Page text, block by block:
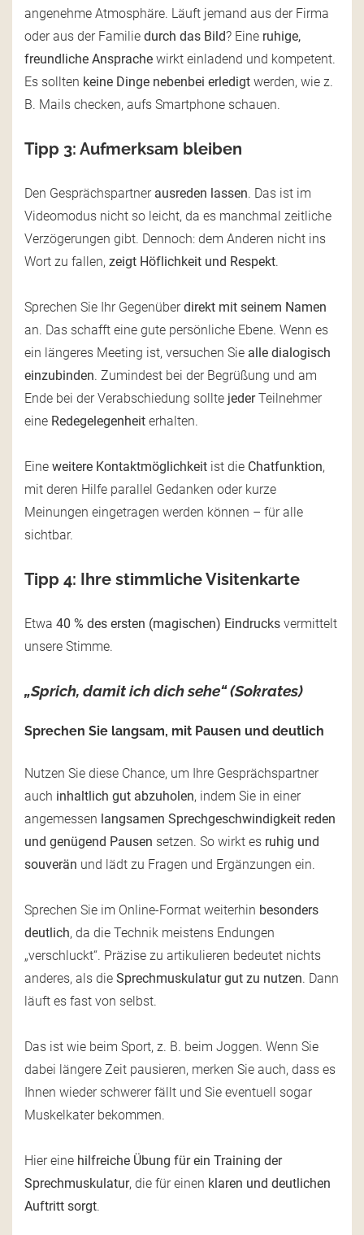
angenehme Atmosphäre. Läuft jemand aus der Firma
oder aus der Familie durch das Bild? Eine ruhige,
freundliche Ansprache wirkt einladend und kompetent.
Es sollten keine Dinge nebenbei erledigt werden, wie z.
B. Mails checken, aufs Smartphone schauen.
Tipp 3: Aufmerksam bleiben
Den Gesprächspartner ausreden lassen. Das ist im
Videomodus nicht so leicht, da es manchmal zeitliche
Verzögerungen gibt. Dennoch: dem Anderen nicht ins
Wort zu fallen, zeigt Höflichkeit und Respekt.
Sprechen Sie Ihr Gegenüberdirekt mit seinem Namen
an. Das schafft eine gute persönliche Ebene. Wenn es
ein längeres Meeting ist, versuchen Sie alle dialogisch
einzubinden. Zumindest bei der Begrüßung und am
Ende bei der Verabschiedung sollte jederTeilnehmer
eine Redegelegenheit erhalten.
Eine weitere Kontaktmöglichkeit ist die Chatfunktion,
mit deren Hilfe parallel Gedanken oder kurze
Meinungen eingetragen werden können – für alle
sichtbar.
Tipp 4: Ihre stimmliche Visitenkarte
Etwa 40 % des ersten (magischen) Eindrucks vermittelt
unsere Stimme.
„Sprich, damit ich dich sehe“ (Sokrates)
Sprechen Sie langsam, mit Pausen und deutlich
Nutzen Sie diese Chance, um Ihre Gesprächspartner
auch inhaltlich gut abzuholen, indem Sie in einer
angemessen langsamen Sprechgeschwindigkeit reden
und genügend Pausen setzen. So wirkt es ruhig und
souverän und lädt zu Fragen und Ergänzungen ein.
Sprechen Sie im Online-Format weiterhin besonders
deutlich, da die Technik meistens Endungen
„verschluckt“. Präzise zu artikulieren bedeutet nichts
anderes, als die Sprechmuskulatur gut zu nutzen. Dann
läuft es fast von selbst.
Das ist wie beim Sport, z. B. beim Joggen. Wenn Sie
dabei längere Zeit pausieren, merken Sie auch, dass es
Ihnen wieder schwerer fällt und Sie eventuell sogar
Muskelkater bekommen.
Hier eine hilfreiche Übung für ein Training der
Sprechmuskulatur, die für einen klaren und deutlichen
Auftritt sorgt.